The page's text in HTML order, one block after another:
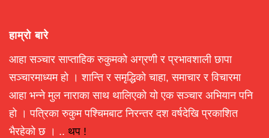
हाम्रो बारे
आहा सञ्चार साप्ताहिक रुकुमको अग्रणी र प्रभावशाली छापा
सञ्चारमाध्यम हो । शान्ति र समृद्धिको चाहा, समाचार र विचारमा
आहा भन्ने मुल नाराका साथ थालिएको यो एक सञ्चार अभियान पनि
हो । पत्रिका रुकुम पश्चिमबाट निरन्तर दश वर्षदेखि प्रकाशित
भैरहेको छ । .. थप !